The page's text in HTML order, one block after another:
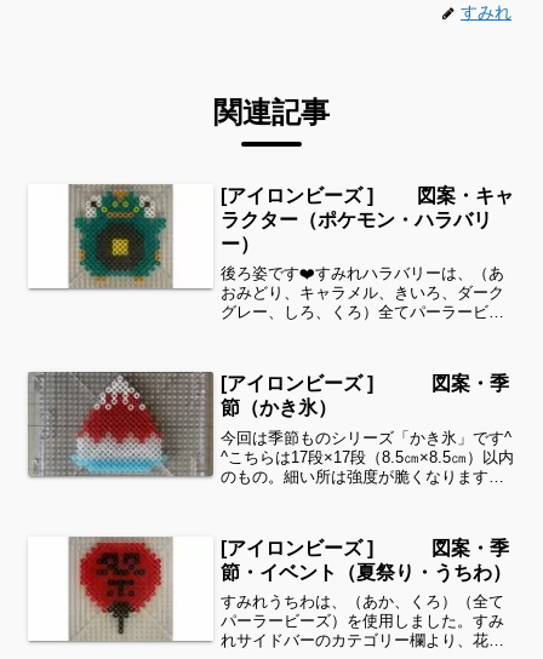
すみれ
関連記事
[アイロンビーズ ] 図案・キャ
ラクター（ポケモン・ハラバリ
ー）
後ろ姿です❤️すみれハラバリーは、（あ
おみどり、キャラメル、きいろ、ダーク
グレー、しろ、くろ）全てパーラービー
別に図案を見ることができます！お時間
がありましたら、他の図...
[アイロンビーズ ] 図案・季
節（かき氷）
今回は季節ものシリーズ「かき氷」です^
^こちらは17段×17段（8.5㎝×8.5㎝）以内
のもの。細い所は強度が脆くなりますの
ちょうど良いようです。全部作ることが
難しい...
[アイロンビーズ ] 図案・季
節・イベント（夏祭り・うちわ）
すみれうちわは、（あか、くろ）（全て
パーラービーズ）を使用しました。すみ
れサイドバーのカテゴリー欄より、花・